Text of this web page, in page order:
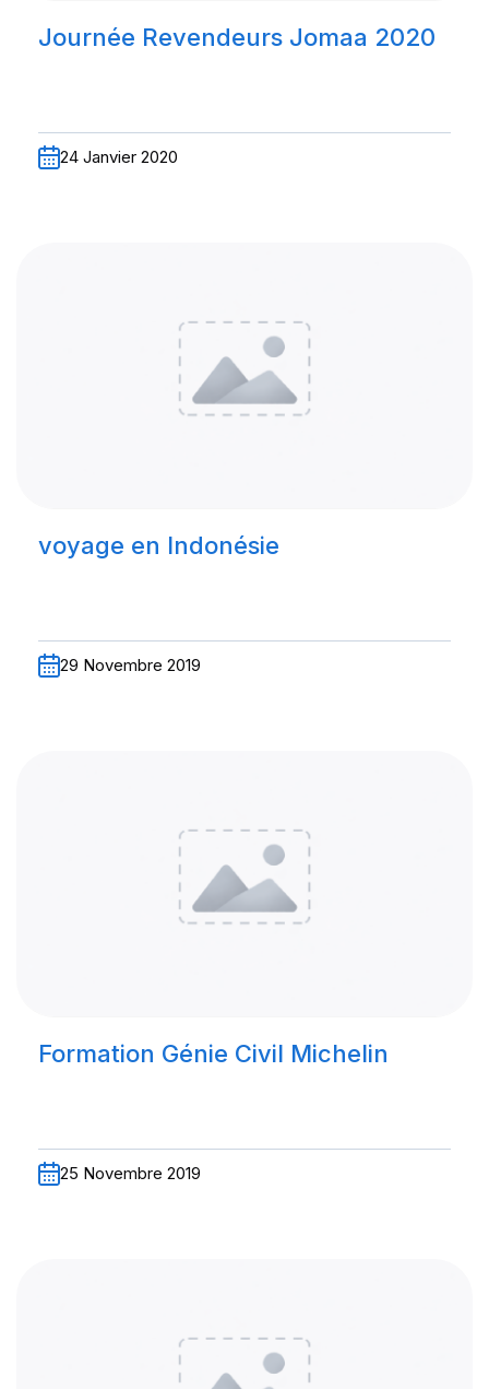
Journée Revendeurs Jomaa 2020
24 Janvier 2020
voyage en Indonésie
29 Novembre 2019
Formation Génie Civil Michelin
25 Novembre 2019